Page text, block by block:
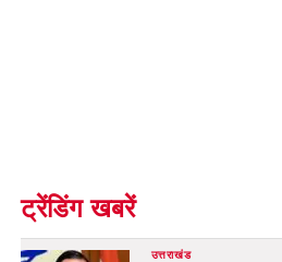
ट्रेंडिंग खबरें
उत्तराखंड